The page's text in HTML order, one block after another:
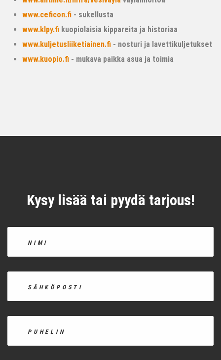
www.ceficon.fi - sukellusta
www.klpy.fi kuopiolaisia kippareita ja historiaa
www.kuljetusliiketiainen.fi - nosturi ja lavettikuljetukset
www.kuopio.fi - mukava paikka asua ja toimia
Kysy lisää tai pyydä tarjous!